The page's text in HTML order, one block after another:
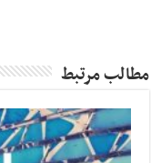
مطالب مرتبط